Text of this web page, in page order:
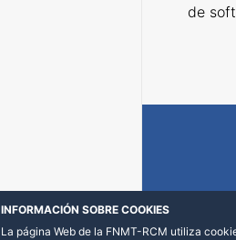
de
INFORMACIÓN SOBRE COOKIES
La página Web de la FNMT-RCM utiliza